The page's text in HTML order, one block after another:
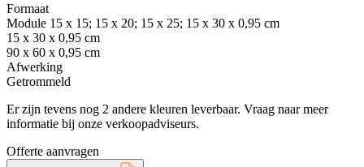
Formaat
Module 15 x 15; 15 x 20; 15 x 25; 15 x 30 x 0,95 cm
15 x 30 x 0,95 cm
90 x 60 x 0,95 cm
Afwerking
Getrommeld
Er zijn tevens nog 2 andere kleuren leverbaar. Vraag naar meer
informatie bij onze verkoopadviseurs.
Offerte aanvragen